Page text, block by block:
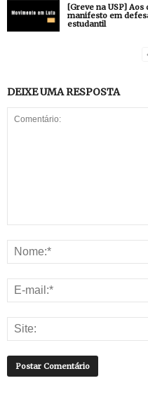
[Greve na USP]
manifesto em
estudantil
DEIXE UMA RESPOSTA